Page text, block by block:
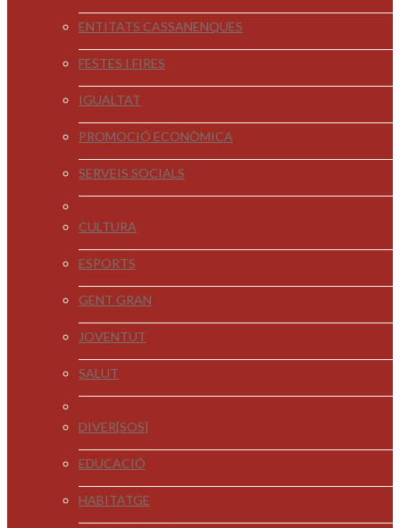
ENTITATS CASSANENQUES
FESTES I FIRES
IGUALTAT
PROMOCIÓ ECONÒMICA
SERVEIS SOCIALS
CULTURA
ESPORTS
GENT GRAN
JOVENTUT
SALUT
DIVER[SOS]
EDUCACIÓ
HABITATGE